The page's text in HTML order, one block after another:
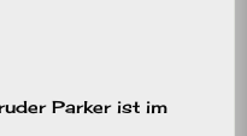
Parker ist im